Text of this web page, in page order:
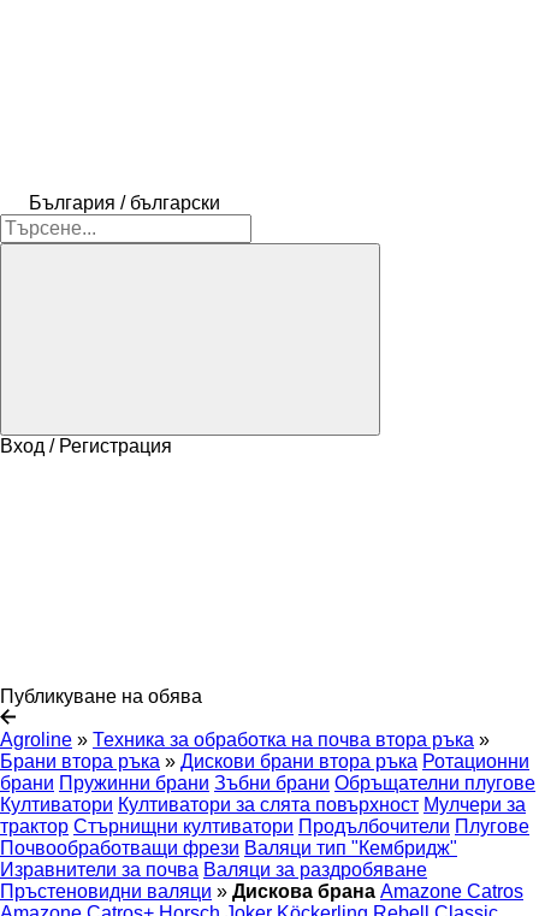
България / български
Вход / Регистрация
Публикуване на обява
Agroline » Техника за обработка на почва втора ръка »
Брани втора ръка » Дискови брани втора ръка Ротационни
брани Пружинни брани Зъбни брани Обръщателни плугове
Култиватори Култиватори за слята повърхност Мулчери за
трактор Стърнищни култиватори Продълбочители Плугове
Почвообработващи фрези Валяци тип "Кембридж"
Изравнители за почва Валяци за раздробяване
Пръстеновидни валяци » Дискова брана Amazone Catros